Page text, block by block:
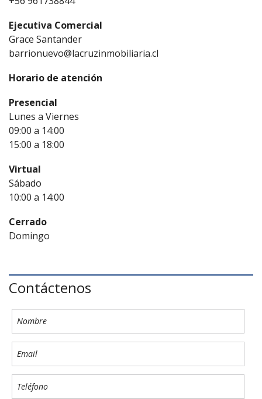
Ejecutiva Comercial
Grace Santander
barrionuevo@lacruzinmobiliaria.cl
Horario de atención
Presencial
Lunes a Viernes
09:00 a 14:00
15:00 a 18:00
Virtual
Sábado
10:00 a 14:00
Cerrado
Domingo
Contáctenos